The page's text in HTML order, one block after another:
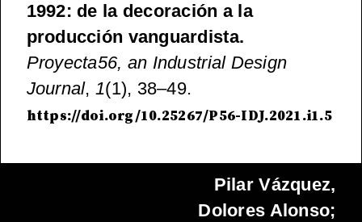
1992: de la decoración a la
producción vanguardista.
Proyecta56, an Industrial Design
Journal,1(1), 38–49.
https://doi.org/10.25267/P56-IDJ.2021.i1.5
Pilar Vázquez,
Dolores Alonso;